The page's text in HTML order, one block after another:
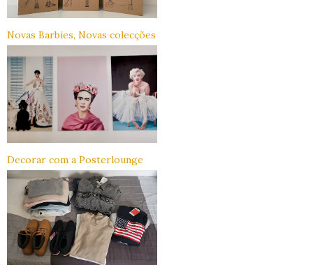
Novas Barbies, Novas colecções
Decorar com a Posterlounge